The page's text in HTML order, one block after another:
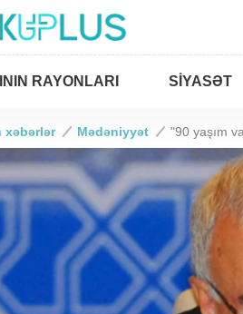
RAYONLARI SIYASƏT
xəbərlər Mədəniyyət